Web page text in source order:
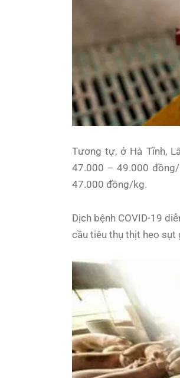
Tương tự, ở Hà Tĩnh,
47.000 – 49.000
47.000 đồng/kg.
Dịch bệnh COVID-19
cầu tiêu thụ thịt heo sụt